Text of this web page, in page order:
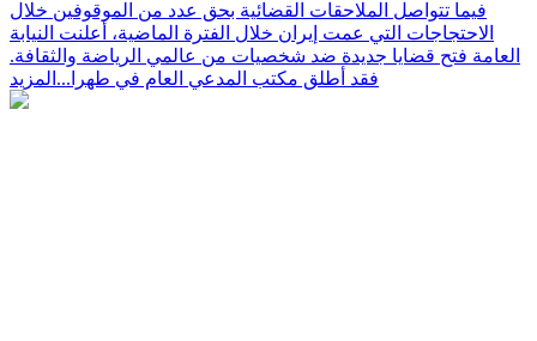
طهران ـ لبنان اليوم
فيما تتواصل الملاحقات القضائية بحق عدد من الموقوفين خلال
الاحتجاجات التي عمت إيران خلال الفترة الماضية، أعلنت النيابة
العامة فتح قضايا جديدة ضد شخصيات من عالمي الرياضة والثقافة.